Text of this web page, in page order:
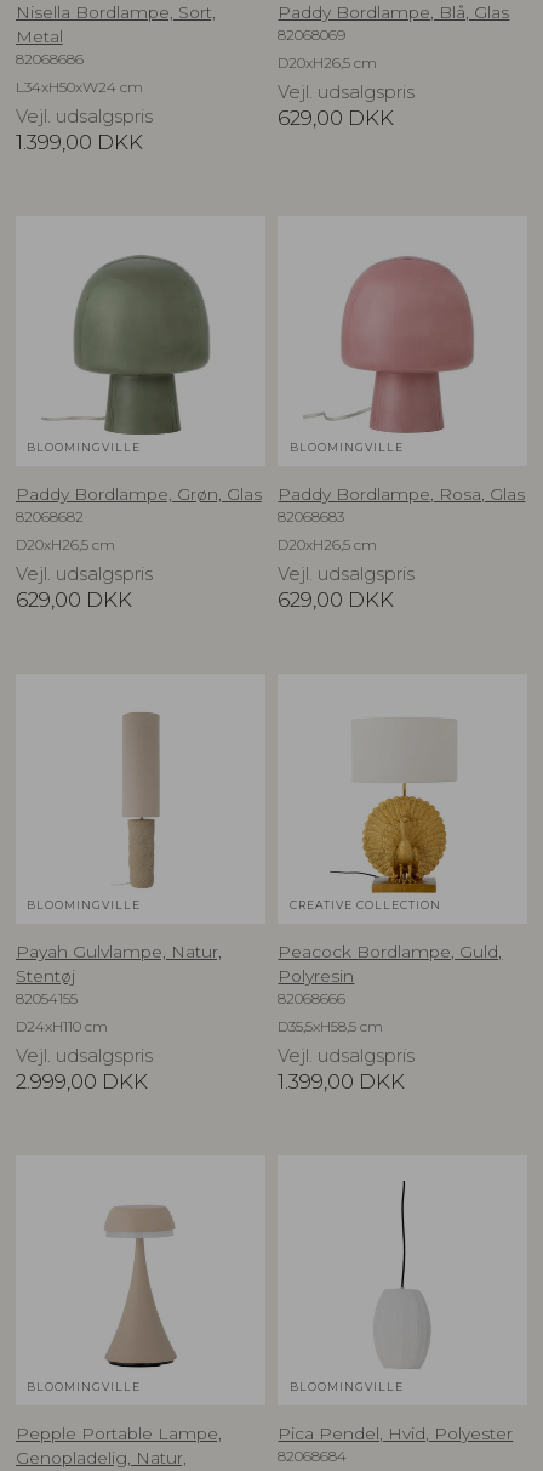
Nisella Bordlampe, Sort,
Metal
82068686
L34xH50xW24 cm
Vejl. udsalgspris
1.399,00 DKK
Paddy Bordlampe, Blå, Glas
82068069
D20xH26,5 cm
Vejl. udsalgspris
629,00 DKK
BLOOMINGVILLE
Paddy Bordlampe, Grøn, Glas
82068682
D20xH26,5 cm
Vejl. udsalgspris
629,00 DKK
BLOOMINGVILLE
Paddy Bordlampe, Rosa, Glas
82068683
D20xH26,5 cm
Vejl. udsalgspris
629,00 DKK
BLOOMINGVILLE
Payah Gulvlampe, Natur,
Stentøj
82054155
D24xH110 cm
Vejl. udsalgspris
2.999,00 DKK
CREATIVE COLLECTION
Peacock Bordlampe, Guld,
Polyresin
82068666
D35,5xH58,5 cm
Vejl. udsalgspris
1.399,00 DKK
BLOOMINGVILLE
Pepple Portable Lampe,
Genopladelig, Natur,
BLOOMINGVILLE
Pica Pendel, Hvid, Polyester
82068684